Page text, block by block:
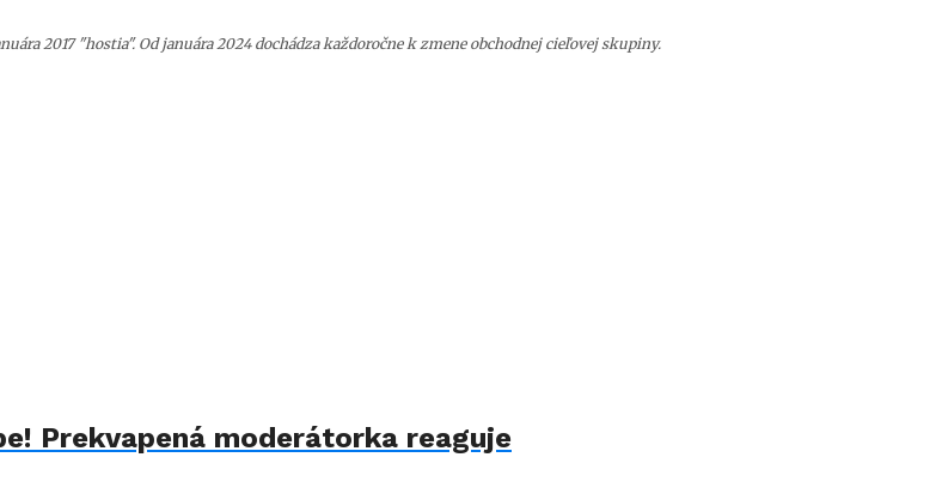
2017 "hostia". Od januára 2024 dochádza každoročne k zmene obchodnej cieľovej skupiny.
Prekvapená moderátorka reaguje